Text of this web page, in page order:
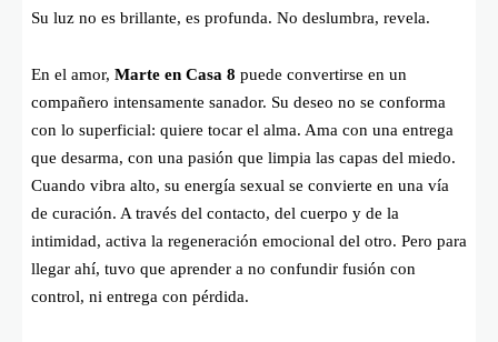
Su luz no es brillante, es profunda. No deslumbra, revela.
En el amor, Marte en Casa 8 puede convertirse en un
compañero intensamente sanador. Su deseo no se conforma
con lo superficial: quiere tocar el alma. Ama con una entrega
que desarma, con una pasión que limpia las capas del miedo.
Cuando vibra alto, su energía sexual se convierte en una vía
de curación. A través del contacto, del cuerpo y de la
intimidad, activa la regeneración emocional del otro. Pero para
llegar ahí, tuvo que aprender a no confundir fusión con
control, ni entrega con pérdida.